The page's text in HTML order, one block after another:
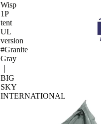
Wisp
1P
tent
UL
version
#Granite
Gray
BIG
SKY
INTERNATIONAL